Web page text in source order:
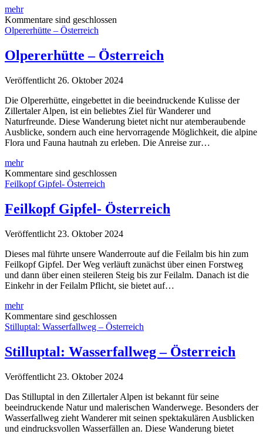
mehrAhornberg
–
Österreich
Kommentare sind geschlossen
Olpererhütte – Österreich
Olpererhütte – Österreich
Veröffentlicht 26. Oktober 2024
Die Olpererhütte, eingebettet in die beeindruckende Kulisse der
Zillertaler Alpen, ist ein beliebtes Ziel für Wanderer und
Naturfreunde. Diese Wanderung bietet nicht nur atemberaubende
Ausblicke, sondern auch eine hervorragende Möglichkeit, die alpine
Flora und Fauna hautnah zu erleben. Die Anreise zur…
mehrOlpererhütte
–
Österreich
Kommentare sind geschlossen
Feilkopf Gipfel- Österreich
Feilkopf Gipfel- Österreich
Veröffentlicht 23. Oktober 2024
Dieses mal führte unsere Wanderroute auf die Feilalm bis hin zum
Feilkopf Gipfel. Der Weg verläuft zunächst über einen Forstweg
und dann über einen steileren Steig bis zur Feilalm. Danach ist die
Einkehr in der Feilalm Pflicht, sie bietet auf…
mehrFeilkopf
Gipfel-
Österreich
Kommentare sind geschlossen
Stilluptal: Wasserfallweg – Österreich
Stilluptal: Wasserfallweg – Österreich
Veröffentlicht 23. Oktober 2024
Das Stilluptal in den Zillertaler Alpen ist bekannt für seine
beeindruckende Natur und malerischen Wanderwege. Besonders der
Wasserfallweg zieht Wanderer mit seinen spektakulären Ausblicken
und eindrucksvollen Wasserfällen an. Diese Wanderung bietet